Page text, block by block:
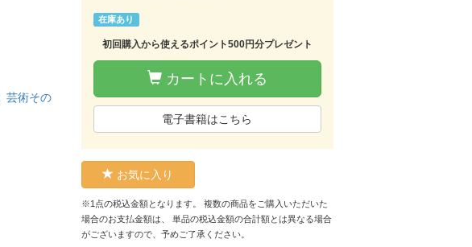
芸術その
在庫あり
初回購入から使えるポイント500円分プレゼント
カートに入れる
電子書籍はこちら
お気に入り
※1点の税込金額となります。 複数の商品をご購入いただいた
場合のお支払金額は、 単品の税込金額の合計額とは異なる場合
がございますので、予めご了承ください。